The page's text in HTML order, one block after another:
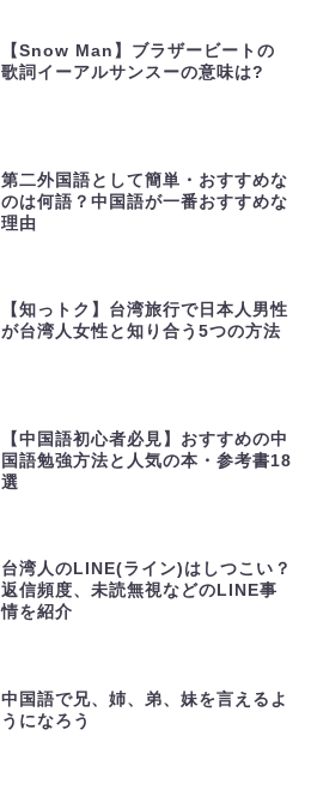
【Snow Man】ブラザービートの
歌詞イーアルサンスーの意味は?
第二外国語として簡単・おすすめな
のは何語？中国語が一番おすすめな
理由
【知っトク】台湾旅行で日本人男性
が台湾人女性と知り合う5つの方法
【中国語初心者必見】おすすめの中
国語勉強方法と人気の本・参考書18
選
台湾人のLINE(ライン)はしつこい？
返信頻度、未読無視などのLINE事
情を紹介
中国語で兄、姉、弟、妹を言えるよ
うになろう